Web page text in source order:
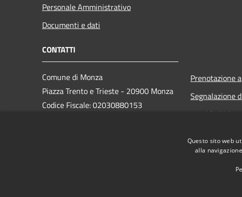
Personale Amministrativo
Documenti e dati
CONTATTI
Comune di Monza
Piazza Trento e Trieste - 20900 Monza
Codice Fiscale: 02030880153
Prenotazione
Segnalazione
Leggi le FAQ
Questo sito web
alla